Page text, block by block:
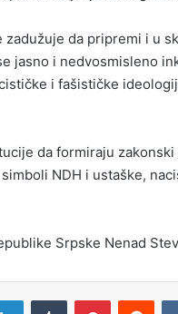
zadužuje da pripremi i u
jasno i nedvosmisleno
i fašističke
da formiraju
NDH i ustaške,
Srpske Nenad